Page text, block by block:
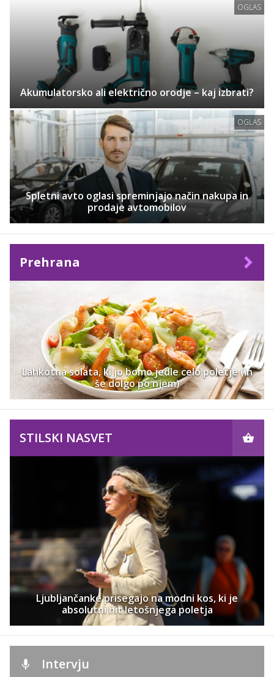
OGLAS
Akumulatorsko ali električno orodje – kaj izbrati?
OGLAS
Spletni avto oglasi spreminjajo način nakupa in
prodaje avtomobilov
Prehrana
Lahkotna solata, ki jo bomo jedle celo poletje (in
še dolgo po njem)
STILSKI NASVET
Ljubljančanke prisegajo na modni kos, ki je
absolutni hit letošnjega poletja
Intervju